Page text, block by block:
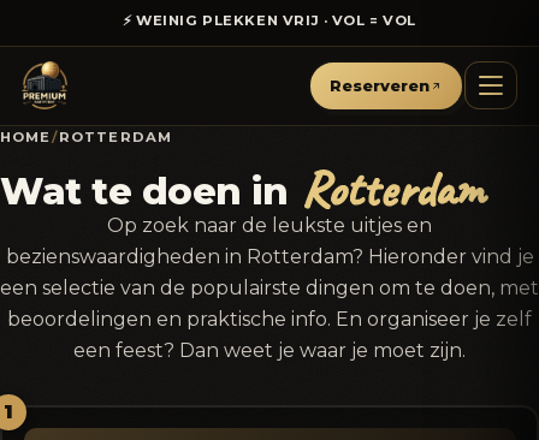
⚡ WEINIG PLEKKEN VRIJ · VOL = VOL
Reserveren
HOME/ROTTERDAM
Wat te doen in Rotterdam
Op zoek naar de leukste uitjes en
bezienswaardigheden in Rotterdam? Hieronder vind je
een selectie van de populairste dingen om te doen, met
beoordelingen en praktische info. En organiseer je zelf
een feest? Dan weet je waar je moet zijn.
1